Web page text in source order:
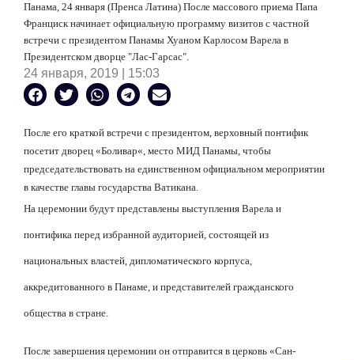
Панама, 24 января (Пренса Латина) После массового приема Папа
Франциск начинает официальную программу визитов с частной
встречи с президентом Панамы Хуаном Карлосом Варела в
Президентском дворце "Лас-Гарсас".
24 января, 2019 | 15:03
После его краткой встречи с президентом, верховный понтифик
посетит дворец «Боливар«, место МИД Панамы, чтобы
председательствовать на единственном официальном мероприятии
в качестве главы государства Ватикана.
На церемонии будут представлены выступления Варела и
понтифика перед избранной аудиторией, состоящей из
национальных властей, дипломатического корпуса,
аккредитованного в Панаме, и представителей гражданского
общества в стране.
После завершения церемонии он отправится в церковь «Сан-